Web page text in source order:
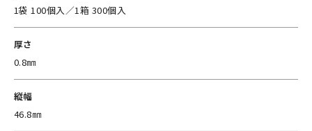
1袋 100個入／1箱 300個入
厚さ
0.8㎜
縦幅
46.8㎜